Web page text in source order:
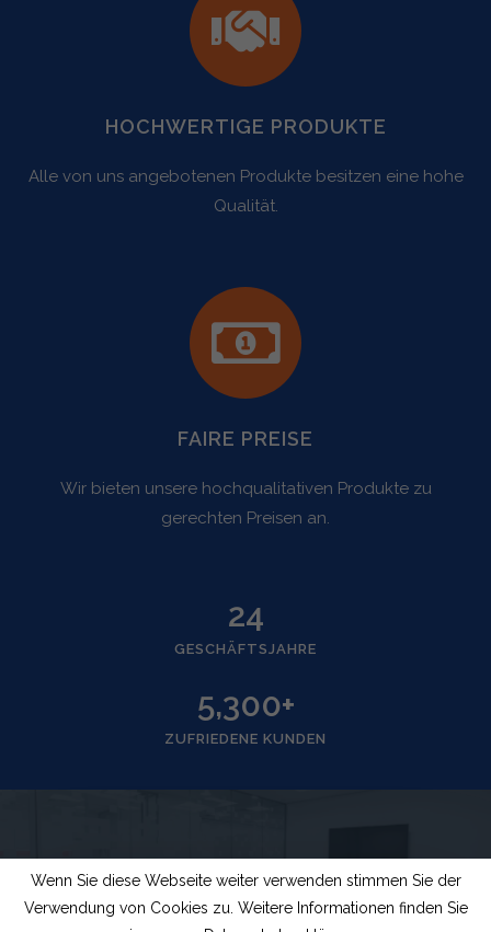
HOCHWERTIGE PRODUKTE
Alle von uns angebotenen Produkte besitzen eine hohe
Qualität.
FAIRE PREISE
Wir bieten unsere hochqualitativen Produkte zu
gerechten Preisen an.
24
GESCHÄFTSJAHRE
5,300+
ZUFRIEDENE KUNDEN
Wenn Sie diese Webseite weiter verwenden stimmen Sie der
Verwendung von Cookies zu. Weitere Informationen finden Sie